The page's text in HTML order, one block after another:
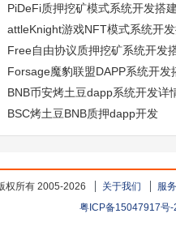
PiDeFi质押挖矿模式系统开发搭
attleKnight游戏NFT模式系统开
Free自由协议质押挖矿系统开发
Forsage魔豹联盟DAPP系统开发
BNB币安烤土豆dapp系统开发详
BSC烤土豆BNB质押dapp开发
权所有 2005-2026 关于我们
服
粤ICP备15047917号-